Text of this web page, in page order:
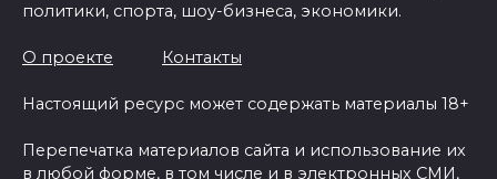
политики, спорта, шоу-бизнеса, экономики.
О проекте Контакты
Настоящий ресурс может содержать материалы 18+
Перепечатка материалов сайта и использование их
в любой форме, в том числе и в электронных СМИ,